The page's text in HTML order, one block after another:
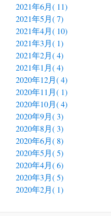
2021年6月( 11)
2021年5月( 7)
2021年4月( 10)
2021年3月( 1)
2021年2月( 4)
2021年1月( 4)
2020年12月( 4)
2020年11月( 1)
2020年10月( 4)
2020年9月( 3)
2020年8月( 3)
2020年6月( 8)
2020年5月( 5)
2020年4月( 6)
2020年3月( 5)
2020年2月( 1)